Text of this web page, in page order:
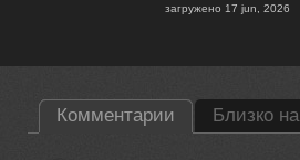
загружено 17 jun, 2026
Комментарии Близко